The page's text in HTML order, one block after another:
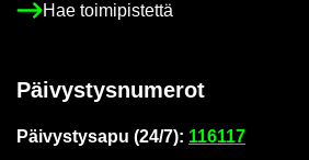
Hae toi­mi­pis­tet­tä
Päi­vys­tys­nu­me­rot
Päi­vys­tys­a­pu (24/7): 116117